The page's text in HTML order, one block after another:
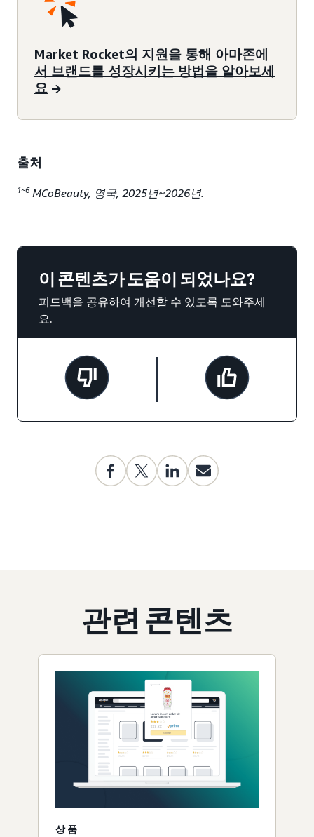
Market Rocket의 지원을 통해 아마존에
서 브랜드를 성장시키는 방법을 알아보세
요
출처
1~6 MCoBeauty, 영국, 2025년~2026년.
이 콘텐츠가 도움이 되었나요?
피드백을 공유하여 개선할 수 있도록 도와주세
요.
관련 콘텐츠
상품